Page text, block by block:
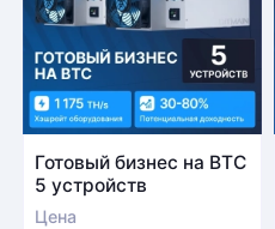
Готовый бизнес на BTC
5 устройств
Цена